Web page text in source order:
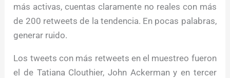
más activas, cuentas claramente no reales con más
de 200 retweets de la tendencia. En pocas palabras,
generar ruido.
Los tweets con más retweets en el muestreo fueron
el de Tatiana Clouthier, John Ackerman y en tercer